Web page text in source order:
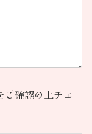
確認の上チェ